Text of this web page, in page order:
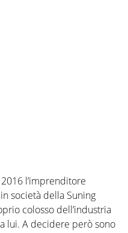
l’imprenditore
società della Suning
colosso dell’industria
lui. A decidere però sono